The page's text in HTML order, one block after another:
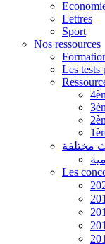
Lettres
Sport
Nos ressources
Les tests
مختلفة
Les